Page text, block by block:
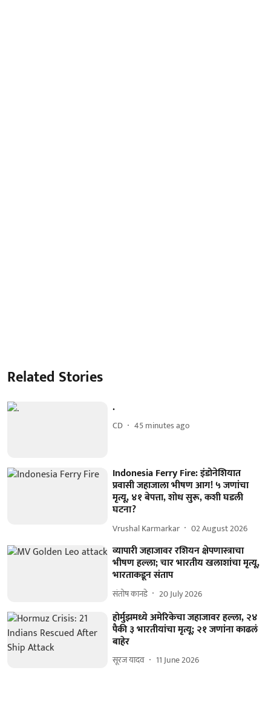
Related Stories
.
CD 45 minutes ago
Indonesia Ferry Fire: इंडोनेशियात
प्रवासी जहाजाला भीषण आग! ५ जणांचा
मृत्यू, ४१ बेपत्ता, शोध सुरू, कशी घडली
घटना?
Vrushal Karmarkar 02 August 2026
व्यापारी जहाजावर रशियन क्षेपणास्त्राचा
भीषण हल्ला; चार भारतीय खलाशांचा मृत्यू,
भारताकडून संताप
संतोष कानडे 20 July 2026
होर्मुझमध्ये अमेरिकेचा जहाजावर हल्ला, २४
पैकी ३ भारतीयांचा मृत्यू; २१ जणांना काढलं
बाहेर
सूरज यादव 11 June 2026